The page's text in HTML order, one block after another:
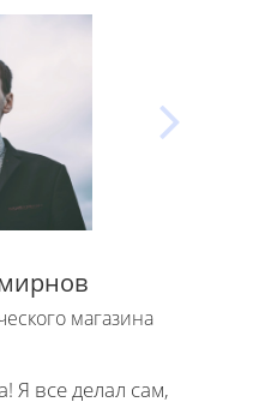
магазина
Я все делал сам,